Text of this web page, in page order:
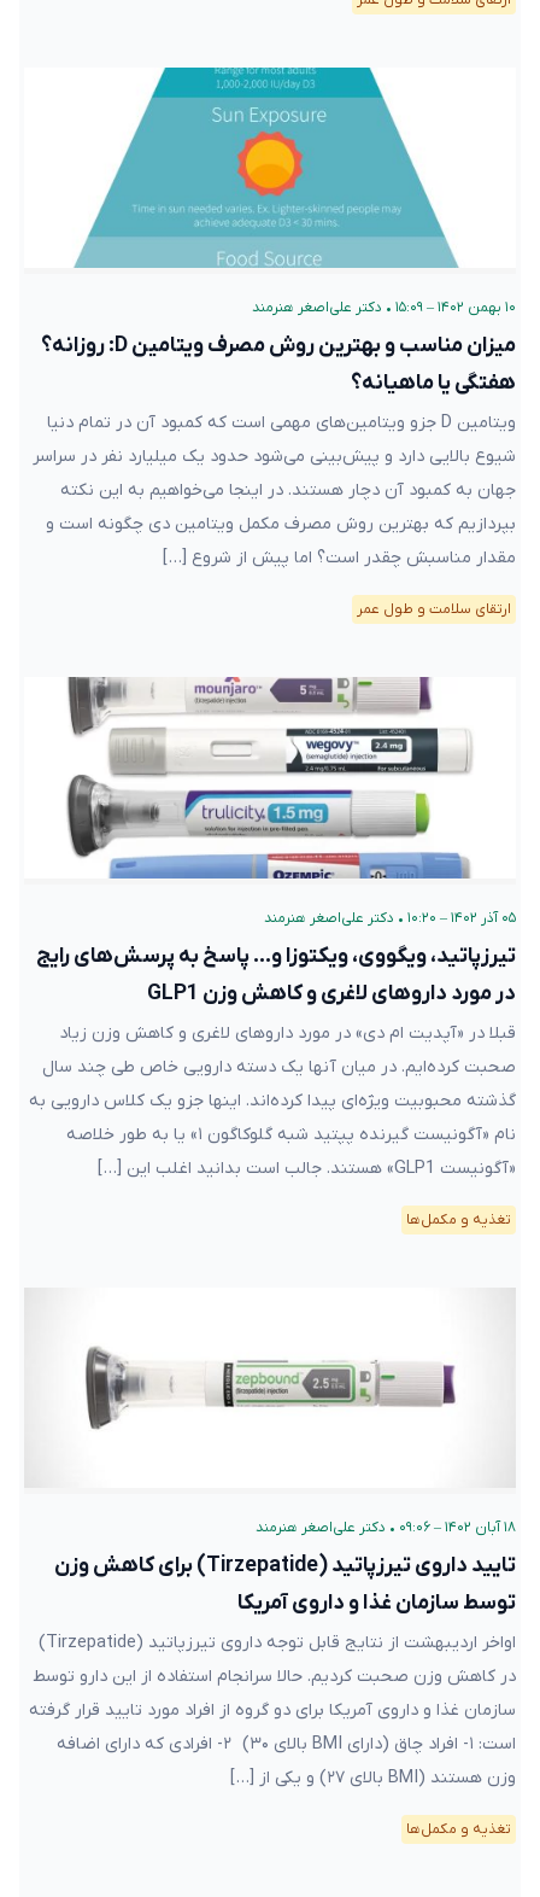
۱۰ بهمن ۱۴۰۲ – ۱۵:۰۹ • دکتر علی‌اصغر هنرمند
میزان مناسب و بهترین روش مصرف ویتامین D: روزانه؟
هفتگی یا ماهیانه؟
ویتامین D جزو ویتامین‌های مهمی است که کمبود آن در تمام دنیا
شیوع بالایی دارد و پیش‌بینی می‌شود حدود یک میلیارد نفر در سراسر
جهان به کمبود آن دچار هستند. در اینجا می‌خواهیم به این نکته
بپردازیم که بهترین روش مصرف مکمل ویتامین دی چگونه است و
مقدار مناسبش چقدر است؟ اما پیش از شروع […]
ارتقای سلامت و طول عمر
۰۵ آذر ۱۴۰۲ – ۱۰:۲۰ • دکتر علی‌اصغر هنرمند
تیرزپاتید، ویگووی، ویکتوزا و… پاسخ به پرسش‌های رایج
در مورد داروهای لاغری و کاهش وزن GLP1
قبلا در «آپدیت ام دی» در مورد داروهای لاغری و کاهش وزن زیاد
صحبت کرده‌ایم. در میان آنها یک دسته دارویی خاص طی چند سال
گذشته محبوبیت ویژه‌ای پیدا کرده‌اند. اینها جزو یک کلاس دارویی به
نام «آگونیست گیرنده پپتید شبه گلوکاگون ۱» یا به طور خلاصه
«آگونیست GLP1» هستند. جالب است بدانید اغلب این […]
تغذیه و مکمل‌ها
۱۸ آبان ۱۴۰۲ – ۰۹:۰۶ • دکتر علی‌اصغر هنرمند
تایید داروی تیرزپاتید (Tirzepatide) برای کاهش وزن
توسط سازمان غذا و داروی آمریکا
اواخر اردیبهشت از نتایج قابل توجه داروی تیرزپاتید (Tirzepatide)
در کاهش وزن صحبت کردیم. حالا سرانجام استفاده از این دارو توسط
سازمان غذا و داروی آمریکا برای دو گروه از افراد مورد تایید قرار گرفته
است: ۱- افراد چاق (دارای BMI بالای ۳۰) ۲- افرادی که دارای اضافه
وزن هستند (BMI بالای ۲۷) و یکی از […]
تغذیه و مکمل‌ها